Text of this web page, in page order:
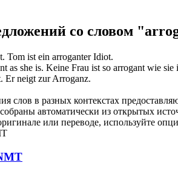
со словом
Tom ist ein arroganterIdiot.
as she is. Keine Frau ist so arrogant wie sie
. Er neigt zur Arroganz.
слов в разных контекстах
автоматически из открытых
или переводе, используйте